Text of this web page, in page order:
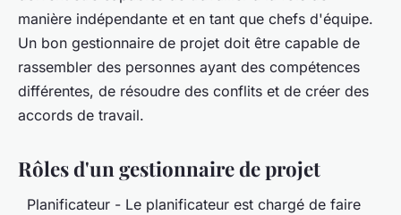
manière indépendante et en tant que chefs d'équipe.
Un bon gestionnaire de projet doit être capable de
rassembler des personnes ayant des compétences
différentes, de résoudre des conflits et de créer des
accords de travail.
Rôles d'un gestionnaire de projet
Planificateur - Le planificateur est chargé de faire